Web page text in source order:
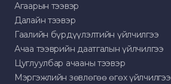
Агаарын тээвэр
Далайн тээвэр
Гаалийн бүрдүүлэлтийн үйлчилгээ
Ачаа тээврийн даатгалын үйлчилгээ
Цуглуулбар ачааны тээвэр
Мэргэжлийн зөвлөгөө өгөх үйлчилгээ